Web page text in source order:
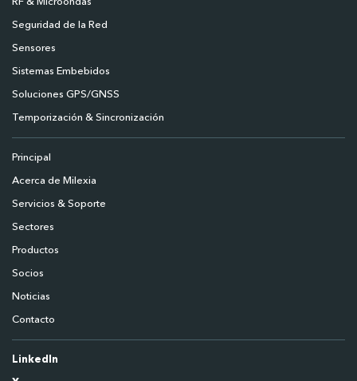
Seguridad de la Red
Sensores
Sistemas Embebidos
Soluciones GPS/GNSS
Temporización & Sincronización
Principal
Acerca de Milexia
Servicios & Soporte
Sectores
Productos
Socios
Noticias
Contacto
LinkedIn